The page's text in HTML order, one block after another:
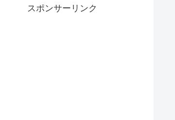
スポンサーリンク